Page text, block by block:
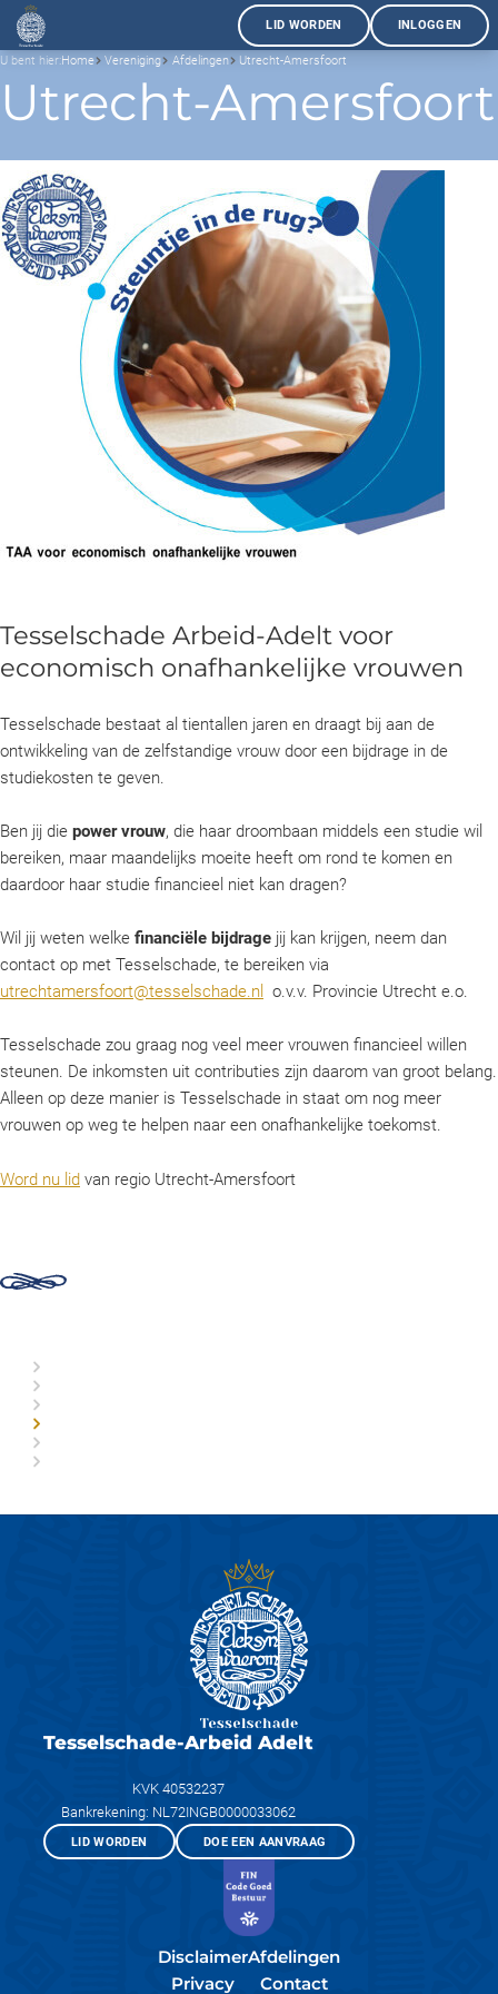
LID WORDEN INLOGGEN
U bent hier:Home Vereniging Afdelingen Utrecht-Amersfoort
Utrecht-Amersfoort
Tesselschade Arbeid-Adelt voor
economisch onafhankelijke vrouwen
Tesselschade bestaat al tientallen jaren en draagt bij aan de
ontwikkeling van de zelfstandige vrouw door een bijdrage in de
studiekosten te geven.
Ben jij die power vrouw, die haar droombaan middels een studie wil
bereiken, maar maandelijks moeite heeft om rond te komen en
daardoor haar studie financieel niet kan dragen?
Wil jij weten welke financiële bijdrage jij kan krijgen, neem dan
contact op met Tesselschade, te bereiken via
utrechtamersfoort@tesselschade.nl
o.v.v. Provincie Utrecht e.o.
Tesselschade zou graag nog veel meer vrouwen financieel willen
steunen. De inkomsten uit contributies zijn daarom van groot belang.
Alleen op deze manier is Tesselschade in staat om nog meer
vrouwen op weg te helpen naar een onafhankelijke toekomst.
Word nu lid van regio Utrecht-Amersfoort
Tesselschade-Arbeid Adelt
KVK 40532237
Bankrekening: NL72INGB0000033062
LID WORDEN DOE EEN AANVRAAG
Disclaimer
Privacy
Afdelingen
Contact